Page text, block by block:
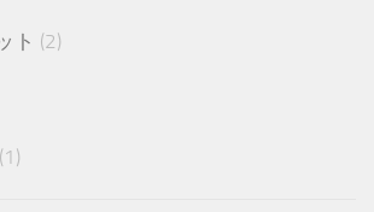
ト (2)
(1)